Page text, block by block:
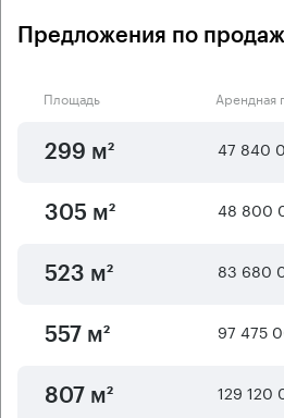
Предложения по
Площадь Арендная
299 м² 47 840
305 м² 48 800
523 м² 83 680
557 м² 97 475
807 м² 129 120